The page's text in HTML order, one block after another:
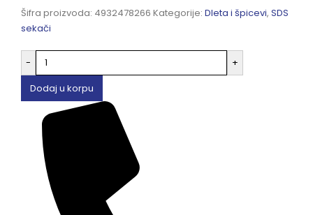
Šifra proizvoda: 4932478266 Kategorije: Dleta i špicevi, SDS
sekači
-
+
Dodaj u korpu